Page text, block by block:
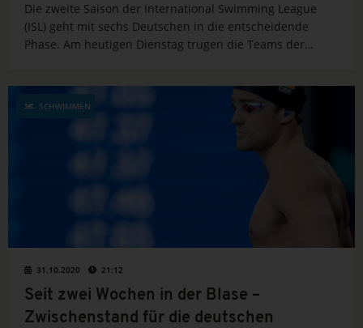
Die zweite Saison der International Swimming League
(ISL) geht mit sechs Deutschen in die entscheidende
Phase. Am heutigen Dienstag trugen die Teams der
Condors...
SCHWIMMEN
31.10.2020 21:12
Seit zwei Wochen in der Blase –
Zwischenstand für die deutschen